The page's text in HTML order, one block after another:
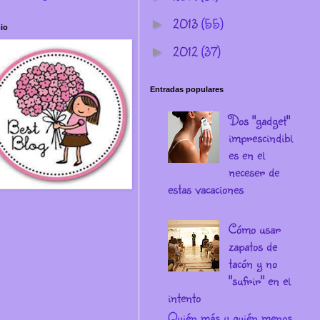
► 2013(55)
► 2012(37)
Entradas populares
Dos "gadget"
imprescindibl
es en el
neceser de
estas vacaciones
Cómo usar
zapatos de
tacón y no
"sufrir" en el
intento